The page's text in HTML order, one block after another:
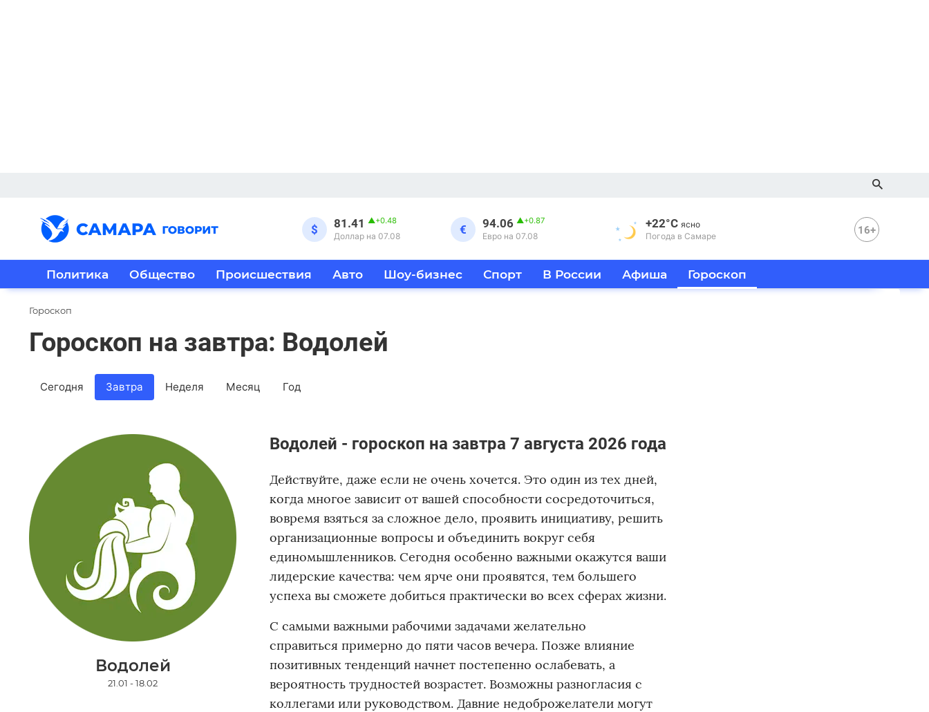
$ 81.41 ▲+0.48
Доллар на 07.08 € 94.06 ▲+0.87
Евро на 07.08
+22°C ясно
Погода в Самаре
16+
Политика Общество Происшествия Авто Шоу-бизнес Спорт В России Афиша Гороскоп
Гороскоп
Гороскоп на завтра: Водолей
Сегодня Завтра Неделя Месяц Год
Водолей
21.01 - 18.02
Водолей - гороскоп на завтра 7 августа 2026 года
Действуйте, даже если не очень хочется. Это один из тех дней,
когда многое зависит от вашей способности сосредоточиться,
вовремя взяться за сложное дело, проявить инициативу, решить
организационные вопросы и объединить вокруг себя
единомышленников. Сегодня особенно важными окажутся ваши
лидерские качества: чем ярче они проявятся, тем большего
успеха вы сможете добиться практически во всех сферах жизни.
С самыми важными рабочими задачами желательно
справиться примерно до пяти часов вечера. Позже влияние
позитивных тенденций начнет постепенно ослабевать, а
вероятность трудностей возрастет. Возможны разногласия с
коллегами или руководством. Давние недоброжелатели могут